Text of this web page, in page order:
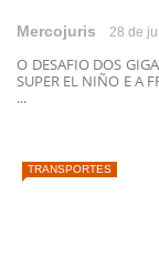
Mercojuris 28 de
O DESAFIO DOS
SUPER EL NIÑO E A
...
TRANSPORTES